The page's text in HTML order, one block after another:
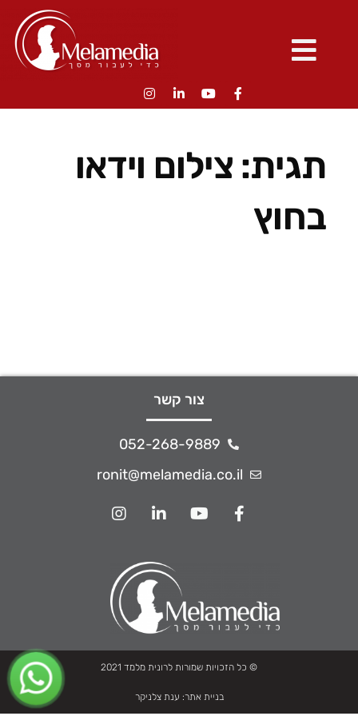
תגית: צילום וידאו
בחוץ
צור קשר
052-268-9889
ronit@melamedia.co.il
© כל הזכויות שמורות לרונית מלמד 2021
בניית אתר: ענת צלניקר